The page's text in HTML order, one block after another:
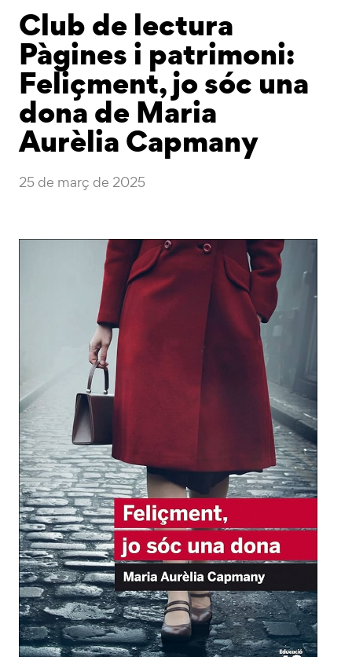
Club de lectura
Pàgines i patrimoni:
Feliçment, jo sóc una
dona de Maria
Aurèlia Capmany
25 de març de 2025